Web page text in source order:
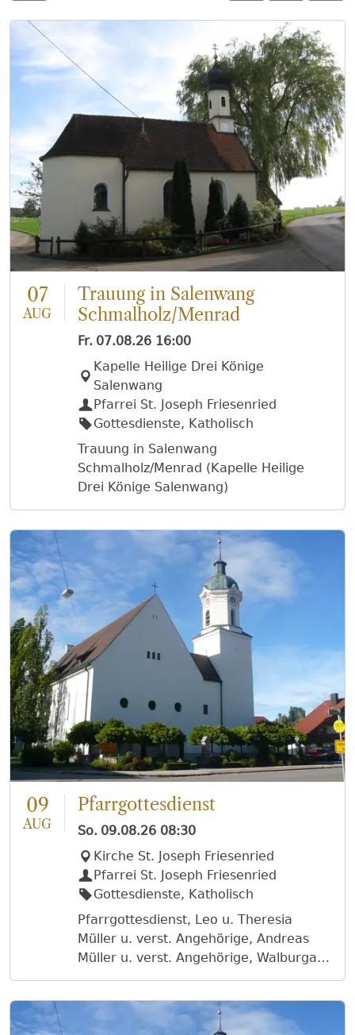
07
AUG
Trauung in Salenwang
Schmalholz/Menrad
Fr. 07.08.26 16:00
Kapelle Heilige Drei Könige
Salenwang
Pfarrei St. Joseph Friesenried
Gottesdienste, Katholisch
Trauung in Salenwang
Schmalholz/Menrad (Kapelle Heilige
Drei Könige Salenwang)
09
AUG
Pfarrgottesdienst
So. 09.08.26 08:30
Kirche St. Joseph Friesenried
Pfarrei St. Joseph Friesenried
Gottesdienste, Katholisch
Pfarrgottesdienst, Leo u. Theresia
Müller u. verst. Angehörige, Andreas
Müller u. verst. Angehörige, Walburga